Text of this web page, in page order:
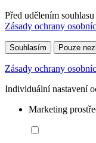
Před udělením
Zásady ochrany
Souhlasím Pouze
Zásady ochrany
Individuální nastavení
Marketing